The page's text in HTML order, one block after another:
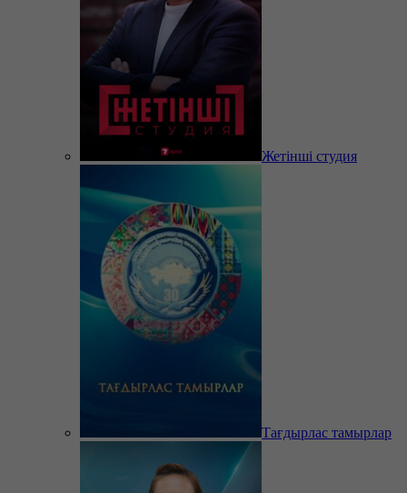
Жетінші студия
Тағдырлас тамырлар